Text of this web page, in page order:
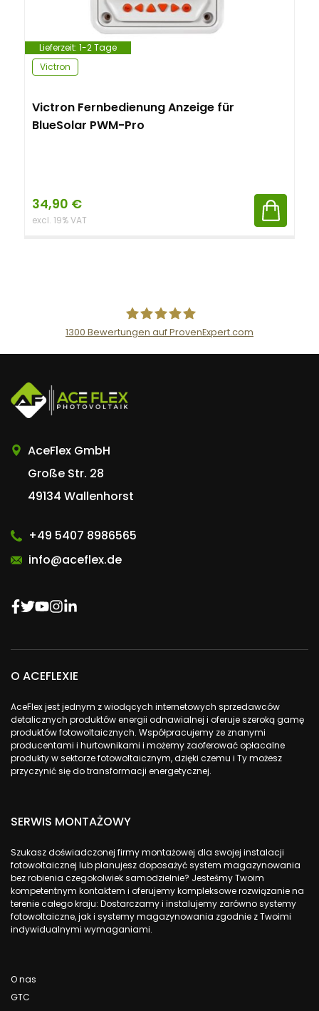
Lieferzeit: 1-2 Tage
Victron
Victron Fernbedienung Anzeige für
BlueSolar PWM-Pro
34,90 €
excl. 19% VAT
AceFlex GmbH
1300 Bewertungen auf ProvenExpert.com
AceFlex GmbH
Große Str. 28
49134 Wallenhorst
+49 5407 8986565
info@aceflex.de
O ACEFLEXIE
AceFlex jest jednym z wiodących internetowych sprzedawców
detalicznych produktów energii odnawialnej i oferuje szeroką gamę
produktów fotowoltaicznych. Współpracujemy ze znanymi
producentami i hurtownikami i możemy zaoferować opłacalne
produkty w sektorze fotowoltaicznym, dzięki czemu i Ty możesz
przyczynić się do transformacji energetycznej.
SERWIS MONTAŻOWY
Szukasz doświadczonej firmy montażowej dla swojej instalacji
fotowoltaicznej lub planujesz doposażyć system magazynowania
bez robienia czegokolwiek samodzielnie? Jesteśmy Twoim
kompetentnym kontaktem i oferujemy kompleksowe rozwiązanie na
terenie całego kraju: Dostarczamy i instalujemy zarówno systemy
fotowoltaiczne, jak i systemy magazynowania zgodnie z Twoimi
indywidualnymi wymaganiami.
O nas
GTC